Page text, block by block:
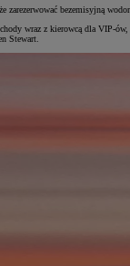
bezemisyjną
wraz z kierowcą dla VIP-
Stewart.